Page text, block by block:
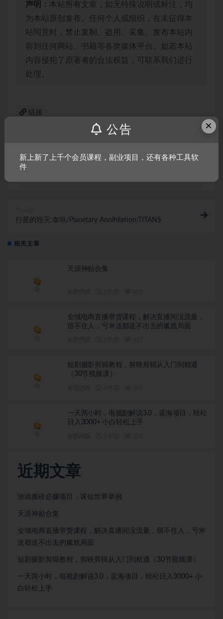
声明： 本站所有文章，如无特殊说明或标注，均
为本站原创发布。任何个人或组织，在未征得本
站同意时，禁止复制、盗用、采集、发布本站内
容到任何网站、书籍等各类媒体平台。如若本站
内容侵犯了原著者的合法权益，可联系我们进行
处理。
链接
行星的毁灭:泰坦/Planetary Annihilation:TITANS
相关文章
天涯神贴合集
全域电商直播带货课程，解决直播间没流量，
留不住人，亏米送都送不出去的尴尬局面
短剧摄影剪辑教程，剪映剪辑从入门到精通
（30节视频课）
一天两小时，电视剧解说3.0，蓝海项目，轻松
日入3000+ 小白轻松上手
近期文章
游戏搬砖必赚项目，诛仙世界举例
天涯神贴合集
全域电商直播带货课程，解决直播间没流量，留不住人，亏米
送都送不出去的尴尬局面
短剧摄影剪辑教程，剪映剪辑从入门到精通（30节视频课）
一天两小时，电视剧解说3.0，蓝海项目，轻松日入3000+ 小
白轻松上手
×
公告
新上新了上千个会员课程，副业项目，还有各种工具软
件